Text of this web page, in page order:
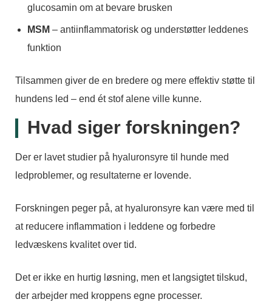
glucosamin om at bevare brusken
MSM – antiinflammatorisk og understøtter leddenes
funktion
Tilsammen giver de en bredere og mere effektiv støtte til
hundens led – end ét stof alene ville kunne.
Hvad siger forskningen?
Der er lavet studier på hyaluronsyre til hunde med
ledproblemer, og resultaterne er lovende.
Forskningen peger på, at hyaluronsyre kan være med til
at reducere inflammation i leddene og forbedre
ledvæskens kvalitet over tid.
Det er ikke en hurtig løsning, men et langsigtet tilskud,
der arbejder med kroppens egne processer.